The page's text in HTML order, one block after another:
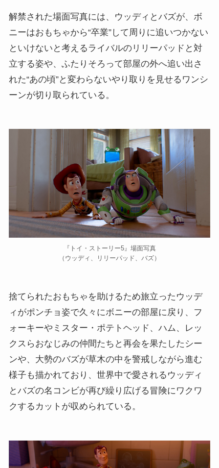
解禁された場面写真には、ウッディとバズが、ボ
ニーはおもちゃから“卒業”して周りに追いつかない
といけないと考えるライバルのリリーパッドと対
立する姿や、ふたりそろって部屋の外へ追い出さ
れた“あの頃”と変わらないやり取りを見せるワンシ
ーンが切り取られている。
『トイ・ストーリー5』場面写真
（ウッディ、リリーパッド、バズ）
捨てられたおもちゃを助けるため旅立ったウッデ
ィがポンチョ姿で久々にボニーの部屋に戻り、フ
ォーキーやミスター・ポテトヘッド、ハム、レッ
クスらおなじみの仲間たちと再会を果たしたシー
ンや、大勢のバズが草木の中を警戒しながら進む
様子も描かれており、世界中で愛されるウッディ
とバズの名コンビが再び繰り広げる冒険にワクワ
クするカットが収められている。